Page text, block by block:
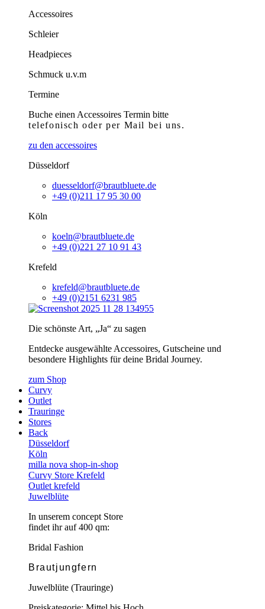
Accessoires
Schleier
Headpieces
Schmuck u.v.m
Termine
Buche einen Accessoires Termin bitte
telefonischoder per Mail bei uns.
zu den accessoires
Düsseldorf
duesseldorf@brautbluete.de
+49 (0)211 17 95 30 00
Köln
koeln@brautbluete.de
+49 (0)221 27 10 91 43
Krefeld
krefeld@brautbluete.de
+49 (0)2151 6231 985
Die schönste Art, „Ja“ zu sagen
Entdecke ausgewählte Accessoires, Gutscheine und
besondere Highlights für deine Bridal Journey.
zum Shop
Curvy
Outlet
Trauringe
Stores
Back
Düsseldorf
Köln
milla nova shop-in-shop
Curvy Store Krefeld
Outlet krefeld
Juwelblüte
In unserem concept Store
findet ihr auf 400 qm:
Bridal Fashion
Brautjungfern
Juwelblüte (Trauringe)